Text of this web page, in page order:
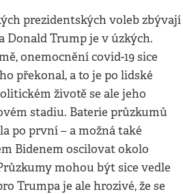
prezidentských voleb zbývají
Donald Trump je v úzkých.
onemocnění covid-19 sice
překonal, a to je po lidské
životě se ale jeho
stadiu. Baterie průzkumů
po první – a možná také
Bidenem oscilovat okolo
mohou být sice vedle
Trumpa je ale hrozivé, že se